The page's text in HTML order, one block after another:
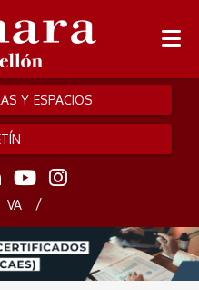
Y ESPACIOS
VA /